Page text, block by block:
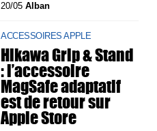
20/05Alban
ACCESSOIRES APPLE
Hikawa Grip & Stand
: l’accessoire
MagSafe adaptatif
est de retour sur
Apple Store